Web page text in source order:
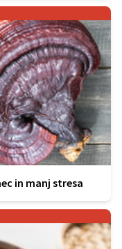
in manj stresa